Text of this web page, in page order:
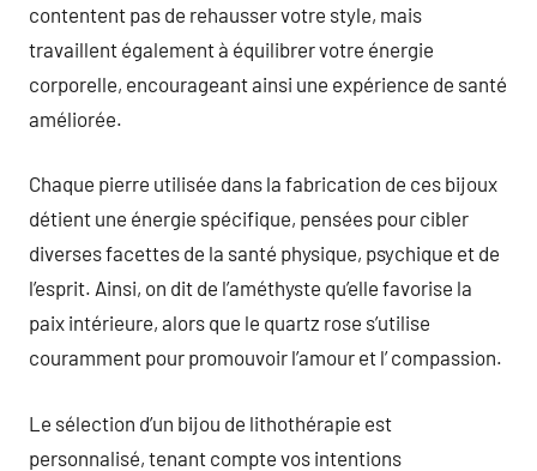
contentent pas de rehausser votre style, mais
travaillent également à équilibrer votre énergie
corporelle, encourageant ainsi une expérience de santé
améliorée.
Chaque pierre utilisée dans la fabrication de ces bijoux
détient une énergie spécifique, pensées pour cibler
diverses facettes de la santé physique, psychique et de
l’esprit. Ainsi, on dit de l’améthyste qu’elle favorise la
paix intérieure, alors que le quartz rose s’utilise
couramment pour promouvoir l’amour et l’ compassion.
Le sélection d’un bijou de lithothérapie est
personnalisé, tenant compte vos intentions